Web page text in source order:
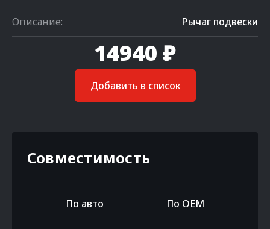
Описание: Рычаг подвески
14940 ₽
Добавить в список
Совместимость
По авто По OEM